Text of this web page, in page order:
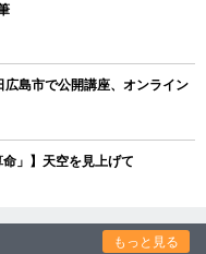
島市で公開講座、オンライン
」】天空を見上げて
もっと見る